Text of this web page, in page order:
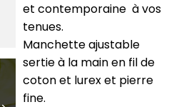
et contemporaine à vos
tenues.
Manchette ajustable
sertie à la main en fil de
coton et lurex et pierre
fine.